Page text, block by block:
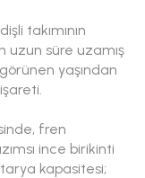
takımının
uzun süre uzamış
görünen yaşından
fren
ince birikinti
kapasitesi;